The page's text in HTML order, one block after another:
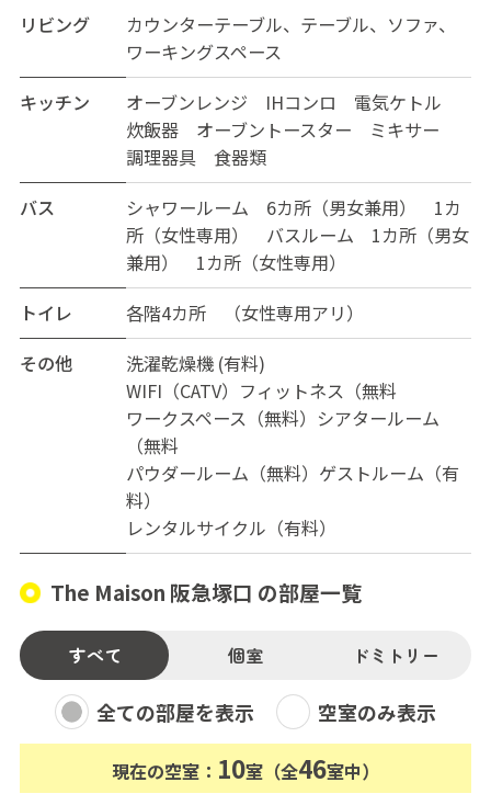
リビング
カウンターテーブル、テーブル、ソファ、
ワーキングスペース
キッチン
オーブンレンジ IHコンロ 電気ケトル
炊飯器 オーブントースター ミキサー
調理器具 食器類
バス
シャワールーム 6カ所（男女兼用） 1カ
所（女性専用） バスルーム 1カ所（男女
兼用） 1カ所（女性専用）
トイレ
各階4カ所 （女性専用アリ）
その他
洗濯乾燥機 (有料)
WIFI（CATV）フィットネス（無料
ワークスペース（無料）シアタールーム
（無料
パウダールーム（無料）ゲストルーム（有
料）
レンタルサイクル（有料）
The Maison 阪急塚口 の部屋一覧
すべて 個室 ドミトリー
全ての部屋を表示 空室のみ表示
現在の空室： 10室（全46室中）